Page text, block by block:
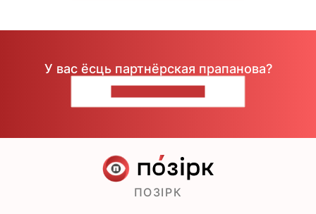
У вас ёсць партнёрская прапанова?
ПОЗІРК